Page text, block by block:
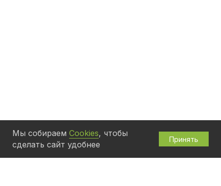
Мы собираем Cookies, чтобы
сделать сайт удобнее
Принять